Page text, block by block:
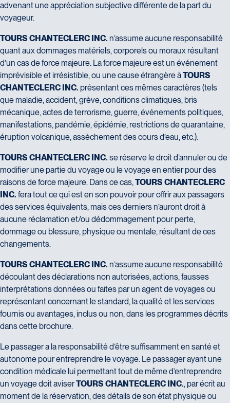
advenant une appréciation subjective différente de la part du
voyageur.
TOURS CHANTECLERC INC. n’assume aucune responsabilité
quant aux dommages matériels, corporels ou moraux résultant
d’un cas de force majeure. La force majeure est un événement
imprévisible et irrésistible, ou une cause étrangère àTOURS
CHANTECLERC INC. présentant ces mêmes caractères (tels
que maladie, accident, grève, conditions climatiques, bris
mécanique, actes de terrorisme, guerre, événements politiques,
manifestations, pandémie, épidémie, restrictions de quarantaine,
éruption volcanique, assèchement des cours d’eau, etc.).
TOURS CHANTECLERC INC. se réserve le droit d’annuler ou de
modifier une partie du voyage ou le voyage en entier pour des
raisons de force majeure. Dans ce cas,TOURS CHANTECLERC
INC. fera tout ce qui est en son pouvoir pour offrir aux passagers
des services équivalents, mais ces derniers n’auront droit à
aucune réclamation et/ou dédommagement pour perte,
dommage ou blessure, physique ou mentale, résultant de ces
changements.
TOURS CHANTECLERC INC. n’assume aucune responsabilité
découlant des déclarations non autorisées, actions, fausses
interprétations données ou faites par un agent de voyages ou
représentant concernant le standard, la qualité et les services
fournis ou avantages, inclus ou non, dans les programmes décrits
dans cette brochure.
Le passager a la responsabilité d’être suffisamment en santé et
autonome pour entreprendre le voyage. Le passager ayant une
condition médicale lui permettant tout de même d’entreprendre
un voyage doit aviserTOURS CHANTECLERC INC., par écrit au
moment de la réservation, des détails de son état physique ou